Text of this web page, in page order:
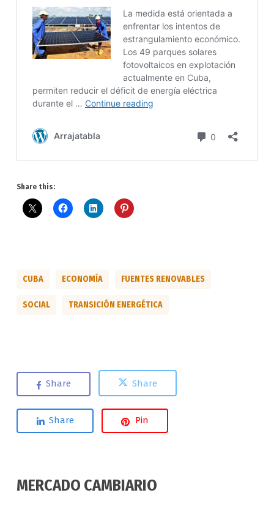
Share this:
CUBA ECONOMÍA FUENTES RENOVABLES
SOCIAL TRANSICIÓN ENERGÉTICA
Share Share
Share Pin
MERCADO CAMBIARIO